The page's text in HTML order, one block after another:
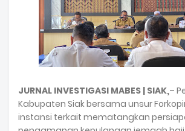
JURNAL INVESTIGASI MABES | SIAK,–
Kabupaten Siak bersama unsur
instansi terkait mematangkan